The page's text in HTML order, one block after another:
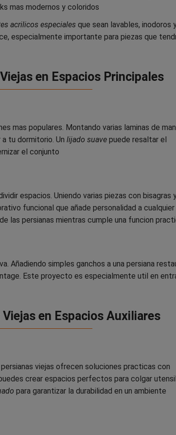
mas modernos y coloridos
acrilicos especiales que sean lavables, inodoros
especialmente importante para piezas que
en Espacios Principales
mas populares. Montando varias laminas de
tu dormitorio. Un lijado suave puede resaltar el
el conjunto
espacios. Uniendo varias piezas con bisagras
funcional que añade personalidad a cualquier
las persianas mientras cumple una funcion
Añadiendo simples ganchos a una persiana
Este proyecto es especialmente util en
en Espacios Auxiliares
viejas ofrecen soluciones practicas con
crear espacios perfectos para colgar
para garantizar la durabilidad en un ambiente